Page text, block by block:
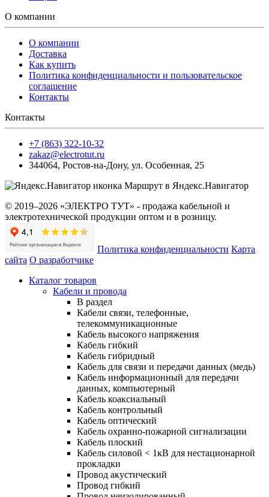
О компании
О компании
Доставка
Как купить
Политика конфиденциальности и пользовательское
соглашение
Контакты
Контакты
+7 (863) 322-10-32
zakaz@electrotut.ru
344064, Ростов-на-Дону, ул. Особенная, 25
Маршрут в Яндекс.Навигатор
© 2019–2026 «ЭЛЕКТРО ТУТ» - продажа кабельной и
электротехнической продукции оптом и в розницу.
Политика конфиденциальности Карта
сайта О разработчике
Каталог товаров
Кабели и провода
В раздел
Кабели связи, телефонные,
телекоммуникационные
Кабель высокого напряжения
Кабель гибкий
Кабель гибридный
Кабель для связи и передачи данных (медь)
Кабель информационный для передачи
данных, компьютерный
Кабель коаксиальный
Кабель контрольный
Кабель оптический
Кабель охранно-пожарной сигнализации
Кабель плоский
Кабель силовой < 1кВ для нестационарной
прокладки
Провод акустический
Провод гибкий